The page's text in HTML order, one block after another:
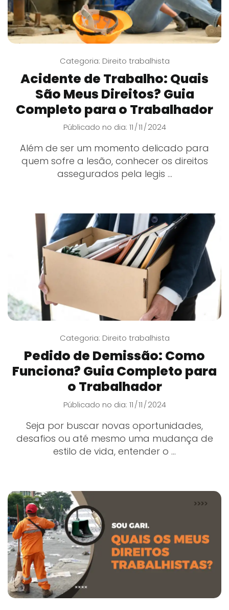
Categoria: Direito trabalhista
Acidente de Trabalho: Quais
São Meus Direitos? Guia
Completo para o Trabalhador
Públicado no dia: 11 /11 / 2024
Além de ser um momento delicado para
quem sofre a lesão, conhecer os direitos
assegurados pela legis ...
Categoria: Direito trabalhista
Pedido de Demissão: Como
Funciona? Guia Completo para
o Trabalhador
Públicado no dia: 11 /11 / 2024
Seja por buscar novas oportunidades,
desafios ou até mesmo uma mudança de
estilo de vida, entender o ...